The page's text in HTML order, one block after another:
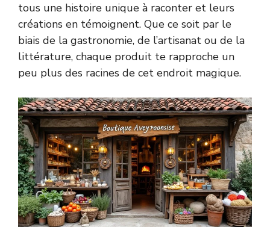
tous une histoire unique à raconter et leurs
créations en témoignent. Que ce soit par le
biais de la gastronomie, de l’artisanat ou de la
littérature, chaque produit te rapproche un
peu plus des racines de cet endroit magique.